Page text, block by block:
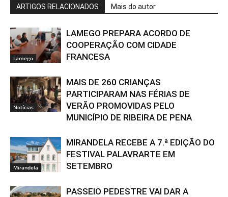
ARTIGOS RELACIONADOS Mais do autor
Lamego
LAMEGO PREPARA ACORDO DE
COOPERAÇÃO COM CIDADE
FRANCESA
Notícias
MAIS DE 260 CRIANÇAS
PARTICIPARAM NAS FÉRIAS DE
VERÃO PROMOVIDAS PELO
MUNICÍPIO DE RIBEIRA DE PENA
Mirandela
MIRANDELA RECEBE A 7.ª EDIÇÃO DO
FESTIVAL PALAVRARTE EM
SETEMBRO
PASSEIO PEDESTRE VAI DAR A